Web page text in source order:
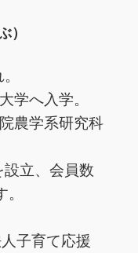
）
学へ入学。
農学系研究科
立、会員数
子育て応援